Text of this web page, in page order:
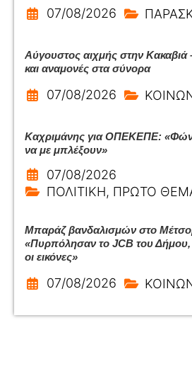
07/08/2026
Αύγουστος αιχμής στην Κακαβιά
και αναμονές στα σύνορα
07/08/2026
Καχριμάνης για ΟΠΕΚΕΠΕ:
να με μπλέξουν»
07/08/2026
ΠΟΛΙΤΙΚΗ, ΠΡΩΤΟ
Μπαράζ βανδαλισμών στο
«Πυρπόλησαν το JCB του Δήμου,
οι εικόνες»
07/08/2026